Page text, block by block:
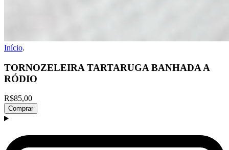
Início.
TORNOZELEIRA TARTARUGA BANHADA A
RÓDIO
R$85,00
Comprar